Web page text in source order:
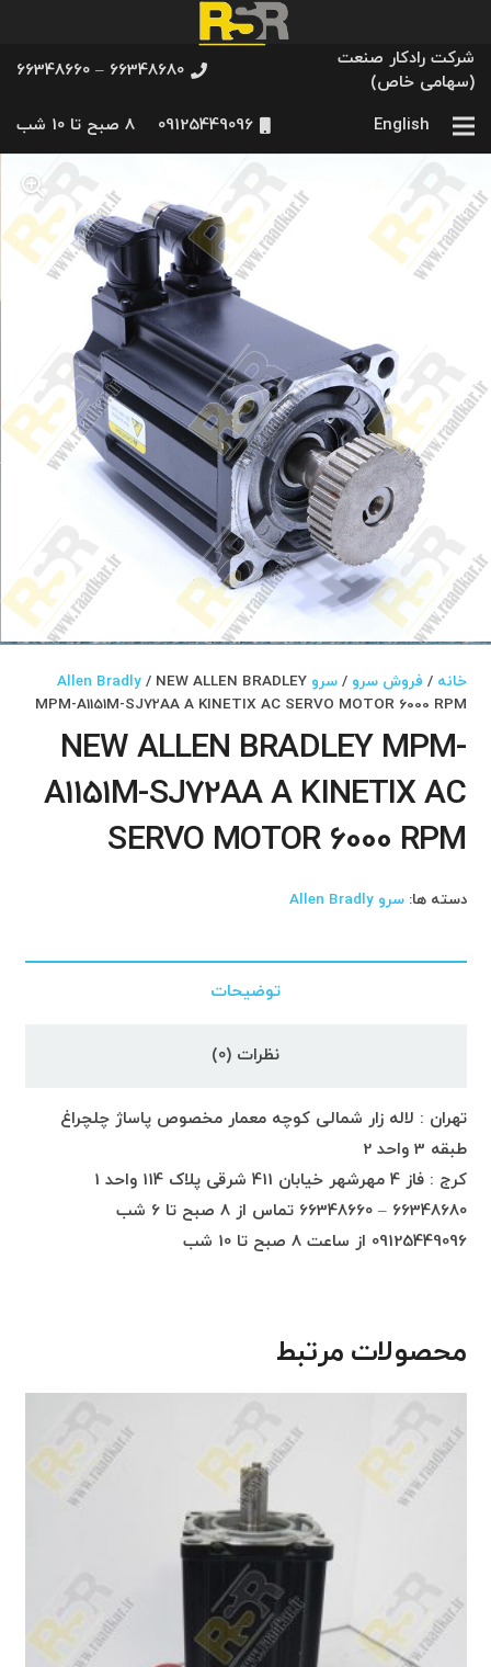
شرکت رادکار صنعت
(سهامی خاص)
66348680 – 66348660
English
09125449096 8 صبح تا 10 شب
خانه / فروش سرو /سرو Allen Bradly/ NEW ALLEN BRADLEY
MPM-A1151M-SJ72AA A KINETIX AC SERVO MOTOR 6000 RPM
NEW ALLEN BRADLEY MPM-
A1151M-SJ72AA A KINETIX AC
SERVO MOTOR 6000 RPM
دسته ها:سرو Allen Bradly
توضیحات
نظرات (0)
تهران : لاله زار شمالی کوچه معمار مخصوص پاساژ چلچراغ
طبقه 3 واحد 2
کرج : فاز 4 مهرشهر خیابان 411 شرقی پلاک 114 واحد 1
66348680 – 66348660 تماس از 8 صبح تا 6 شب
09125449096 از ساعت 8 صبح تا 10 شب
محصولات مرتبط